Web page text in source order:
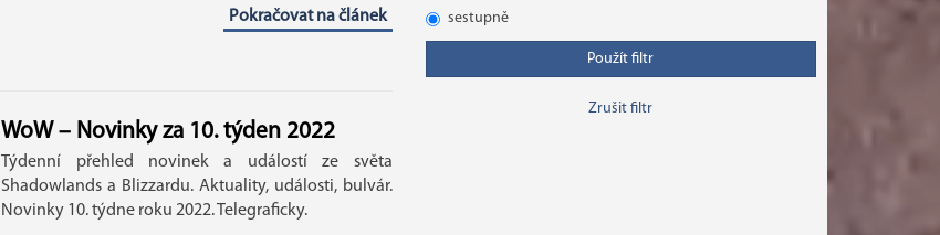
Pokračovat na článek
WoW – Novinky za 10. týden 2022
Týdenní přehled novinek a událostí ze světa
Shadowlands a Blizzardu. Aktuality, události, bulvár.
Novinky 10. týdne roku 2022. Telegraficky.
sestupně
Použít filtr
Zrušit filtr